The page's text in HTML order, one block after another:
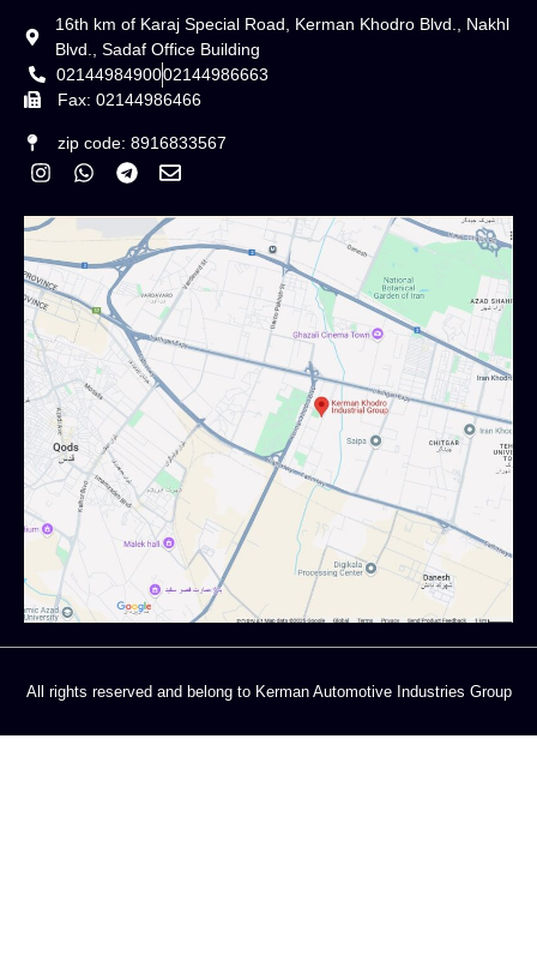
16th km of Karaj Special Road, Kerman Khodro Blvd., Nakhl
Blvd., Sadaf Office Building
0214498490002144986663
Fax: 02144986466
zip code: 8916833567
All rights reserved and belong to Kerman Automotive Industries Group